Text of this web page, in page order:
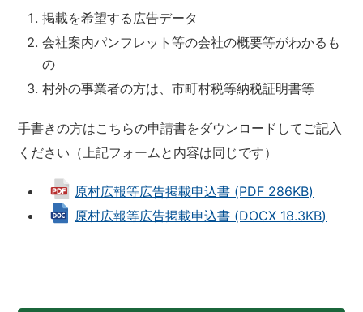
掲載を希望する広告データ
会社案内パンフレット等の会社の概要等がわかるも
の
村外の事業者の方は、市町村税等納税証明書等
手書きの方はこちらの申請書をダウンロードしてご記入
ください（上記フォームと内容は同じです）
原村広報等広告掲載申込書 (PDF 286KB)
原村広報等広告掲載申込書 (DOCX 18.3KB)